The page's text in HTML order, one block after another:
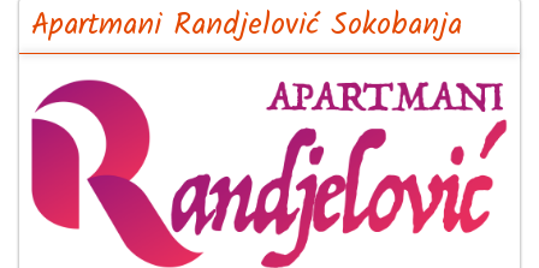
Apartmani Randjelović Sokobanja